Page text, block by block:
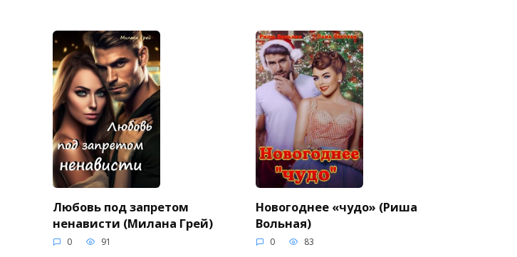
Любовь под запретом
ненависти (Милана Грей)
0 91
Новогоднее «чудо» (Риша
Вольная)
0 83